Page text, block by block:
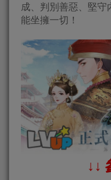
成、判別善惡、堅守
能坐擁一切！
↓↓